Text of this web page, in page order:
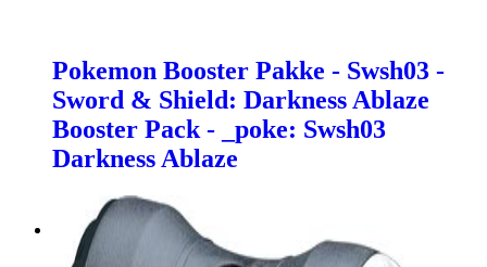
Pokemon Booster Pakke - Swsh03 -
Sword & Shield: Darkness Ablaze
Booster Pack - _poke: Swsh03
Darkness Ablaze